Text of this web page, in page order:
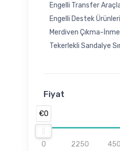
Engelli Transfer
Engelli Destek Ürünleri
Merdiven Çıkma-İnme
Tekerlekli Sandalye
Fiyat
€0
0 2250